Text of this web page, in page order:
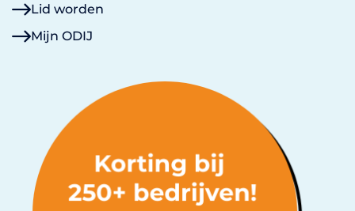
Lid worden
Mijn ODIJ